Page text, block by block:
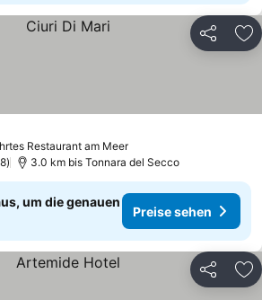
Teilen
Restaurant am Meer
3.0 km bis Tonnara del Secco
um die genauen
Preise sehen
Teilen